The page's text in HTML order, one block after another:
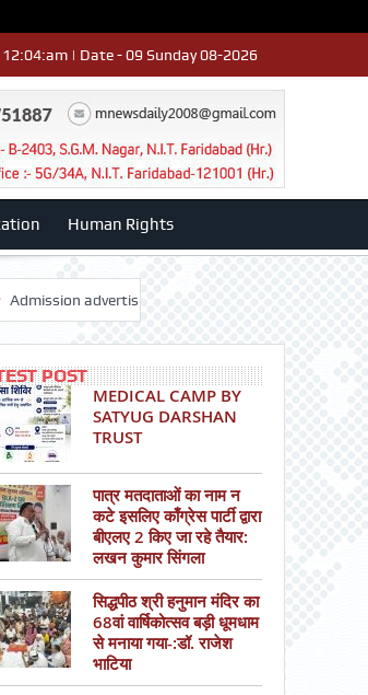
12:04:am | Date - 09 Sunday 08-2026
Human Rights
advertisment श्री हनुमान मंदिर 3डी-42 का
POST
MEDICAL CAMP BY
SATYUG DARSHAN
TRUST
पात्र मतदाताओं का नाम न
कटे इसलिए काँग्रेस पार्टी द्वारा
बीएलए 2 किए जा रहे तैयार:
लखन कुमार सिंगला
सिद्धपीठ श्री हनुमान मंदिर का
68वां वार्षिकोत्सव बड़ी धूमधाम
से मनाया गया-:डॉ. राजेश
भाटिया